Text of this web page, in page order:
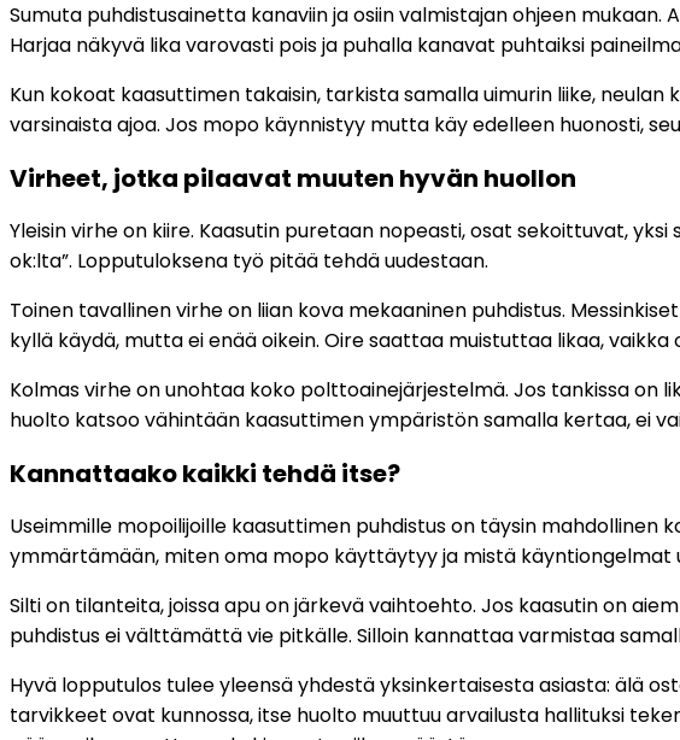
Sumuta puhdistusainetta kanaviin ja osiin valmistajan ohjeen
Harjaa näkyvä lika varovasti pois ja puhalla kanavat puhtaiksi
Kun kokoat kaasuttimen takaisin, tarkista samalla uimurin liike,
varsinaista ajoa. Jos mopo käynnistyy mutta käy edelleen huonosti,
Virheet, jotka pilaavat muuten hyvän huollon
Yleisin virhe on kiire. Kaasutin puretaan nopeasti, osat sekoittuvat,
ok:lta”. Lopputuloksena työ pitää tehdä uudestaan.
Toinen tavallinen virhe on liian kova mekaaninen puhdistus.
kyllä käydä, mutta ei enää oikein. Oire saattaa muistuttaa likaa, vaikka
Kolmas virhe on unohtaa koko polttoainejärjestelmä. Jos tankissa on
huolto katsoo vähintään kaasuttimen ympäristön samalla kertaa, ei
Kannattaako kaikki tehdä itse?
Useimmille mopoilijoille kaasuttimen puhdistus on täysin mahdollinen
ymmärtämään, miten oma mopo käyttäytyy ja mistä käyntiongelmat
Silti on tilanteita, joissa apu on järkevä vaihtoehto. Jos kaasutin on
puhdistus ei välttämättä vie pitkälle. Silloin kannattaa varmistaa
Hyvä lopputulos tulee yleensä yhdestä yksinkertaisesta asiasta: älä
tarvikkeet ovat kunnossa, itse huolto muuttuu arvailusta hallituksi